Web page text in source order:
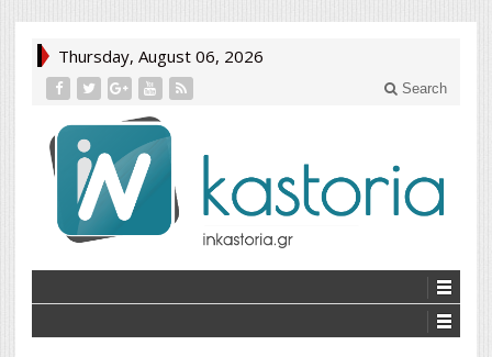
Thursday, August 06, 2026
Search